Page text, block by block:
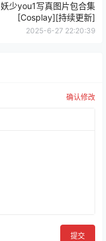
妖少you1写真图片包合集
[Cosplay][持续更新]
2025-6-27 22:20:39
确认修改
提交